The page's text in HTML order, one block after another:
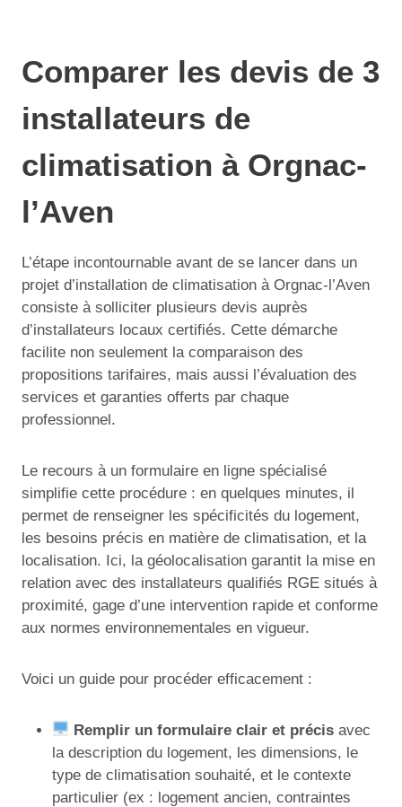
Comparer les devis de 3
installateurs de
climatisation à Orgnac-
l’Aven
L’étape incontournable avant de se lancer dans un
projet d’installation de climatisation à Orgnac-l’Aven
consiste à solliciter plusieurs devis auprès
d’installateurs locaux certifiés. Cette démarche
facilite non seulement la comparaison des
propositions tarifaires, mais aussi l’évaluation des
services et garanties offerts par chaque
professionnel.
Le recours à un formulaire en ligne spécialisé
simplifie cette procédure : en quelques minutes, il
permet de renseigner les spécificités du logement,
les besoins précis en matière de climatisation, et la
localisation. Ici, la géolocalisation garantit la mise en
relation avec des installateurs qualifiés RGE situés à
proximité, gage d’une intervention rapide et conforme
aux normes environnementales en vigueur.
Voici un guide pour procéder efficacement :
Remplir un formulaire clair et précis avec
la description du logement, les dimensions, le
type de climatisation souhaité, et le contexte
particulier (ex : logement ancien, contraintes